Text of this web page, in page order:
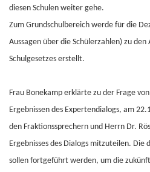
diesen Schulen weiter gehe.
Zum Grundschulbereich werde für die
Aussagen über die Schülerzahlen) zu den
Schulgesetzes erstellt.
Frau Bonekamp erklärte zu der Frage
Ergebnissen des Expertendialogs, am
den Fraktionssprechern und Herrn Dr.
Ergebnisses des Dialogs mitzuteilen. Die
sollen fortgeführt werden, um die